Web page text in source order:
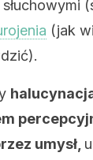
(jak
umysł,